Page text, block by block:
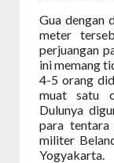
Gua dengan
meter
perjuangan
ini memang
4-5 orang
muat satu
Dulunya
para tentara
militer
Yogyakarta.